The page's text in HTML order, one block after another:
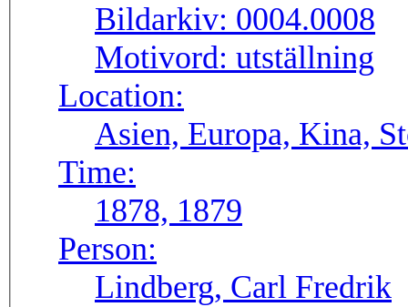
Bildarkiv: 0004.0008
Motivord: utställning
Location:
Asien, Europa, Kina,
Time:
1878, 1879
Person:
Lindberg, Carl Fredrik